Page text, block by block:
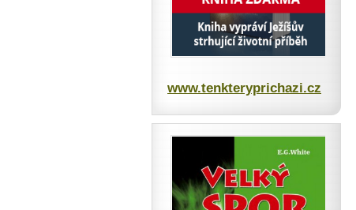
www.tenkteryprichazi.cz